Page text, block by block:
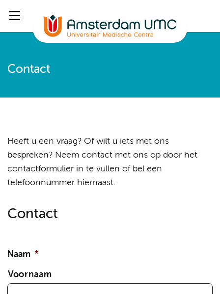
Contact
Heeft u een vraag? Of wilt u iets met ons
bespreken? Neem contact met ons op door het
contactformulier in te vullen of bel een
telefoonnummer hiernaast.
Contact
Naam *
Voornaam